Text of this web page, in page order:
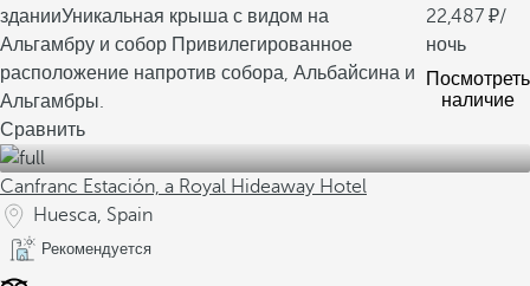
зданииУникальная крыша с видом на
Альгамбру и собор Привилегированное
расположение напротив собора, Альбайсина и
Альгамбры.
22,487
/
ночь
Посмотреть
наличие
Сравнить
Canfranc Estación, a Royal Hideaway Hotel
Huesca, Spain
Рекомендуется